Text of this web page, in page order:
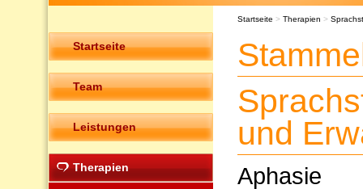
Startseite
Team
Leistungen
Therapien
Startseite > Therapien >
und
Aphasie